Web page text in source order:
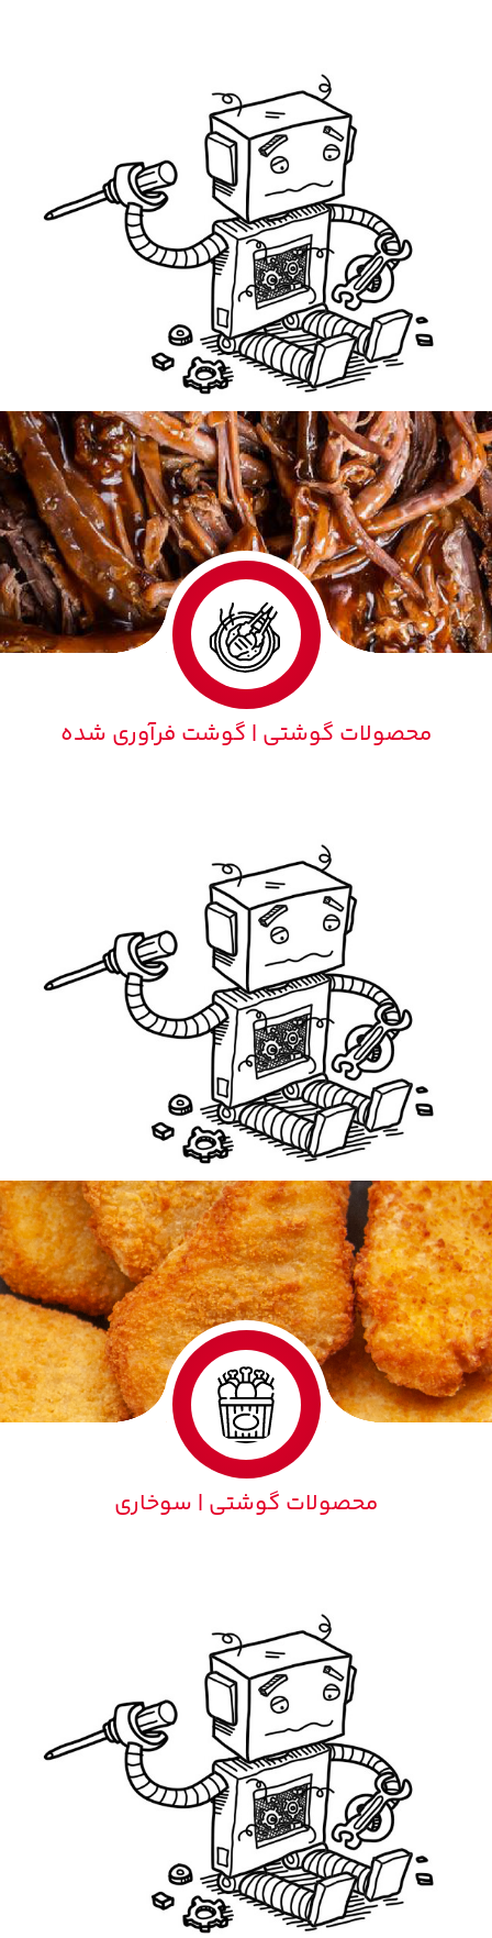
محصولات گوشتی | گوشت فرآوری شده
محصولات گوشتی | سوخاری